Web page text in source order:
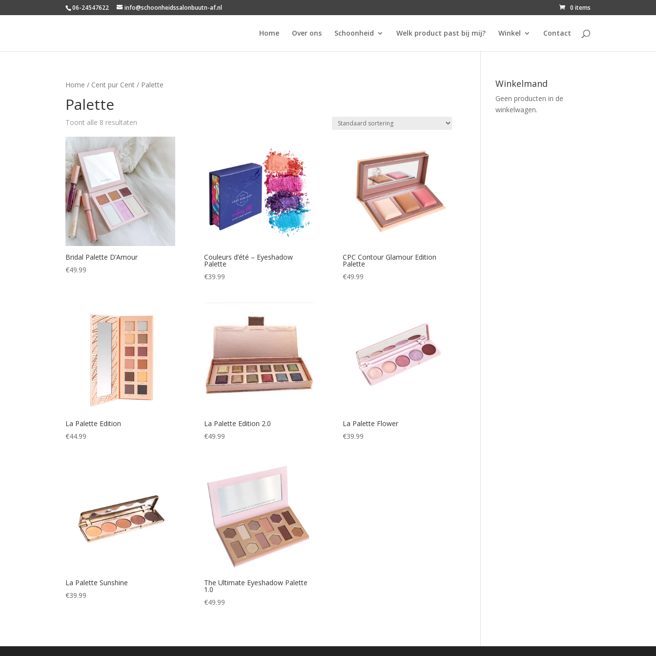
06-24547622 info@schoonheidssalonbuutn-af.nl 0 items
Home Over ons Schoonheid Welk product past bij mij? Winkel Contact
Home / Cent pur Cent / Palette
Palette
Toont alle 8 resultaten
Bridal Palette D’Amour
€49.99
Couleurs d’été – Eyeshadow
Palette
€39.99
CPC Contour Glamour Edition
Palette
€49.99
La Palette Edition
€44.99
La Palette Edition 2.0
€49.99
La Palette Flower
€39.99
La Palette Sunshine
€39.99
The Ultimate Eyeshadow Palette
1.0
€49.99
Winkelmand
Geen producten in de
winkelwagen.